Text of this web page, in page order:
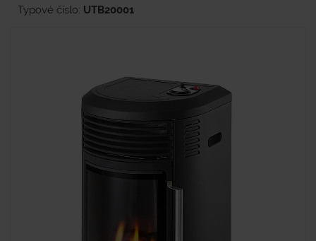
Typové číslo: UTB20001